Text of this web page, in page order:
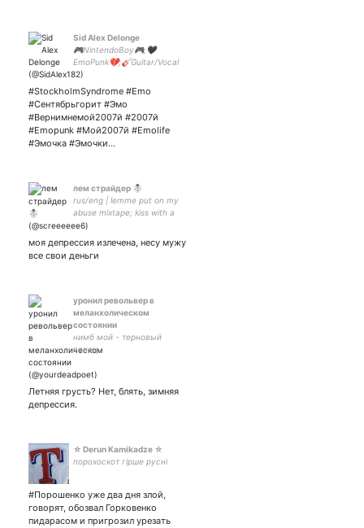
Sid Alex Delonge
🎮NintendoBoy🎮;🖤
EmoPunk💔;🎸Guitar/Vocal
🎤!!Stockholm Syndrome!!🤘
#StockholmSyndrome #Emo
#Сентябрьгорит #Эмо
#Вернимнемой2007й #2007й
#Emopunk #Мой2007й #Emolife
#Эмочка #Эмочки…
лем страйдер ☃️
rus/eng | lemme put on my
abuse mixtape; kiss with a
physchotic girl of my dreams
столетие -
моя депрессия излечена, несу мужу
все свои деньги
уронил револьвер в
меланхолическом
состоянии
нимб мой - терновый
венец.
Летняя грусть? Нет, блять, зимняя
депрессия.
☆ Derun Kamikadze ☆
порохоскот гірше русні
#Порошенко уже два дня злой,
говорят, обозвал Горковенко
пидарасом и пригрозил урезать